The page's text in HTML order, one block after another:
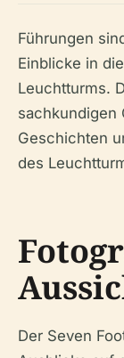
Führungen
Einblicke in
Leuchtturms.
sachkundigen
Geschichten
des
Der Seven